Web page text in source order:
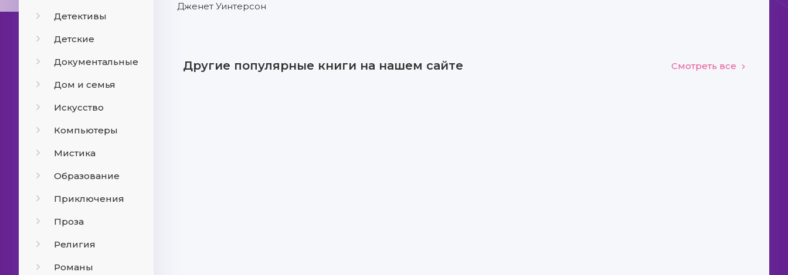
Детективы
Детские
Документальные
Дом и семья
Искусство
Компьютеры
Мистика
Образование
Приключения
Проза
Религия
Романы
Дженет Уинтерсон
Другие популярные книги на нашем сайте Смотреть все